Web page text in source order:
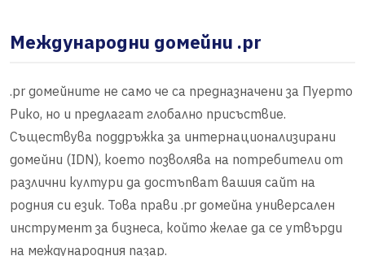
Международни домейни .pr
.pr домейните не само че са предназначени за Пуерто
Рико, но и предлагат глобално присъствие.
Съществува поддръжка за интернационализирани
домейни (IDN), което позволява на потребители от
различни култури да достъпват вашия сайт на
родния си език. Това прави .pr домейна универсален
инструмент за бизнеса, който желае да се утвърди
на международния пазар.